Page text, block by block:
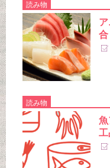
読み物
合
読み物
魚
工